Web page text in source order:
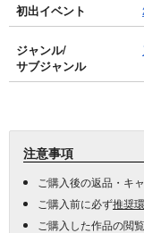
初出イベント
ジャンル/
サブジャンル
注意事項
ご購入後の返品・キ
ご購入前に必ず推奨
ご購入した作品の閲